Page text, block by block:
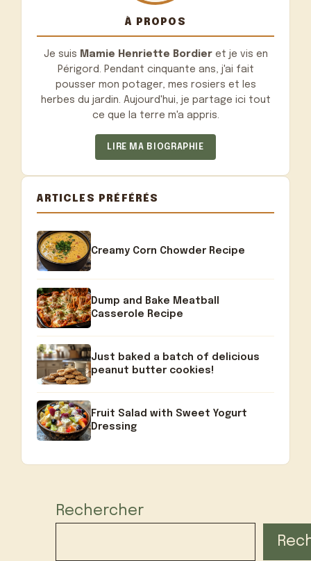
À PROPOS
Je suis Mamie Henriette Bordieret je vis en
Périgord. Pendant cinquante ans, j'ai fait
pousser mon potager, mes rosiers et les
herbes du jardin. Aujourd'hui, je partage ici tout
ce que la terre m'a appris.
LIRE MA BIOGRAPHIE
ARTICLES PRÉFÉRÉS
Creamy Corn Chowder Recipe
Dump and Bake Meatball
Casserole Recipe
Just baked a batch of delicious
peanut butter cookies!
Fruit Salad with Sweet Yogurt
Dressing
Rechercher